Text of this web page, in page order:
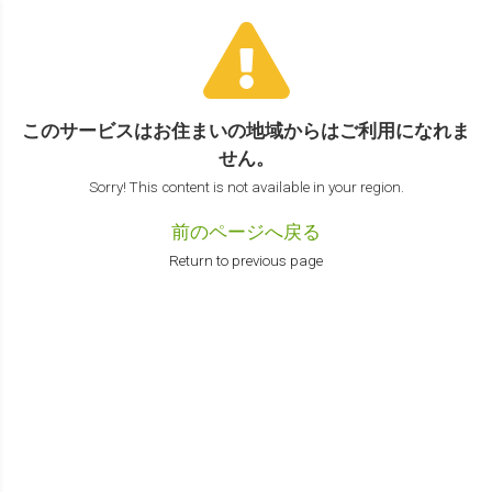
このサービスはお住まいの地域からはご利用になれま
せん。
Sorry! This content is not available in your region.
前のページへ戻る
Return to previous page